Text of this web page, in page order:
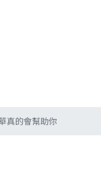
真的會幫助你